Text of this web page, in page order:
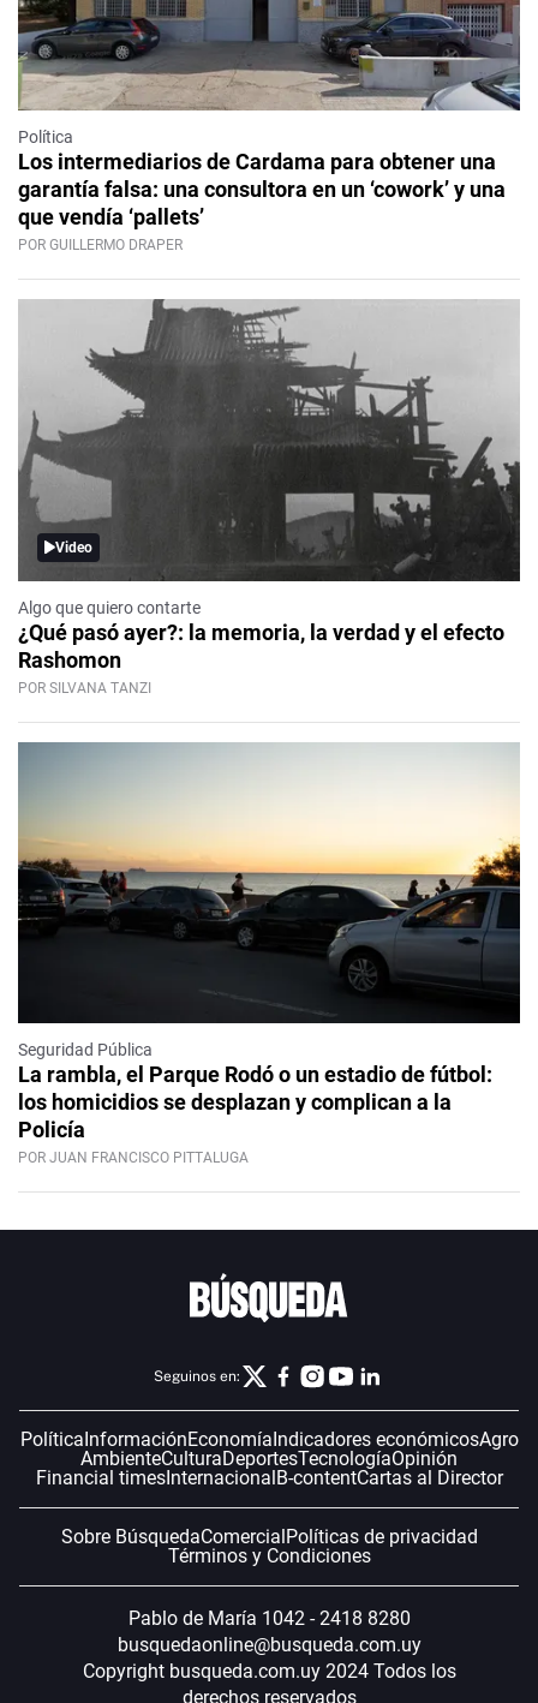
Política
Los intermediarios de Cardama para obtener una
garantía falsa: una consultora en un ‘cowork’ y una
que vendía ‘pallets’
POR GUILLERMO DRAPER
Video
Algo que quiero contarte
¿Qué pasó ayer?: la memoria, la verdad y el efecto
Rashomon
POR SILVANA TANZI
Seguridad Pública
La rambla, el Parque Rodó o un estadio de fútbol:
los homicidios se desplazan y complican a la
Policía
POR JUAN FRANCISCO PITTALUGA
Seguinos en:
Política InformaciónEconomía Indicadores económicosAgro
AmbienteCulturaDeportesTecnologíaOpinión
Financial timesInternacional B-contentCartas al Director
Sobre BúsquedaComercial Políticas de privacidad
Términos y Condiciones
Pablo de María 1042 - 2418 8280
busquedaonline@busqueda.com.uy
Copyright busqueda.com.uy 2024 Todos los
derechos reservados